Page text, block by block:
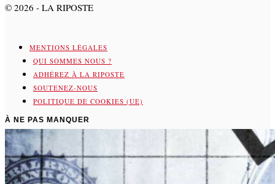
© 2026 - LA RIPOSTE
MENTIONS LÉGALES
QUI SOMMES NOUS ?
ADHÉREZ À LA RIPOSTE
SOUTENEZ-NOUS
POLITIQUE DE COOKIES (UE)
À NE PAS MANQUER